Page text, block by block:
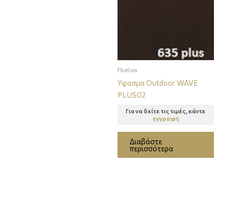
Πισίνα
Υφασμα Outdoor WAVE
PLUS02
Για να δείτε τις τιμές, κάντε
εγγραφή
Διαβάστε
περισσότερα